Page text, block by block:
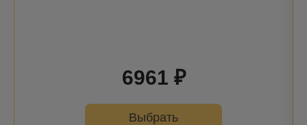
6961 ₽
Выбрать